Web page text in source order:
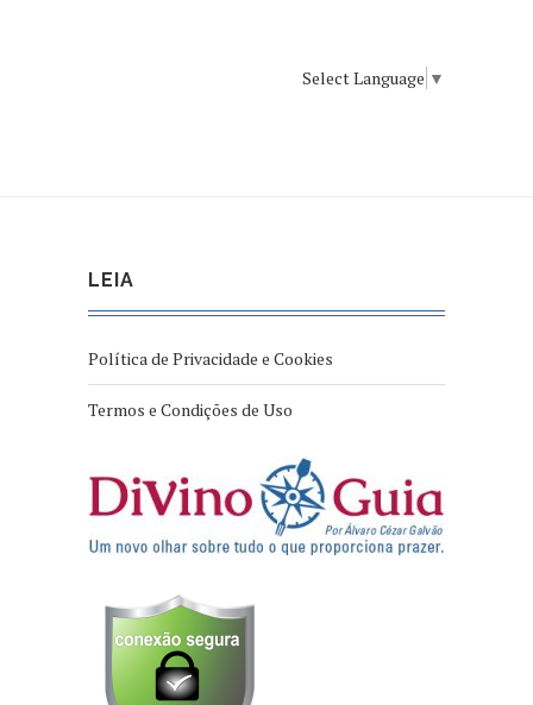
Select Language ▼
LEIA
Política de Privacidade e Cookies
Termos e Condições de Uso